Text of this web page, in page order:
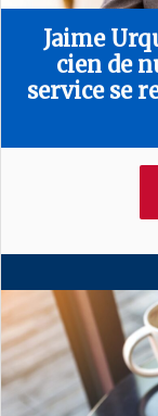
Jaime
cien de
service se